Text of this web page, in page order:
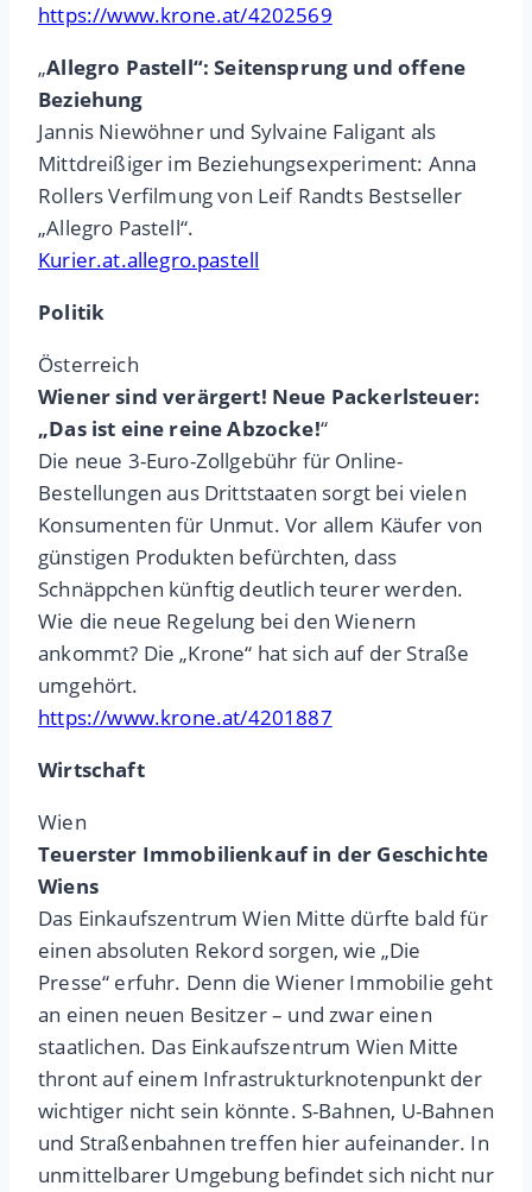
https://www.krone.at/4202569
„Allegro Pastell“: Seitensprung und offene
Beziehung
Jannis Niewöhner und Sylvaine Faligant als
Mittdreißiger im Beziehungsexperiment: Anna
Rollers Verfilmung von Leif Randts Bestseller
„Allegro Pastell“.
Kurier.at.allegro.pastell
Politik
Österreich
Wiener sind verärgert! Neue Packerlsteuer:
„Das ist eine reine Abzocke!“
Die neue 3-Euro-Zollgebühr für Online-
Bestellungen aus Drittstaaten sorgt bei vielen
Konsumenten für Unmut. Vor allem Käufer von
günstigen Produkten befürchten, dass
Schnäppchen künftig deutlich teurer werden.
Wie die neue Regelung bei den Wienern
ankommt? Die „Krone“ hat sich auf der Straße
umgehört.
https://www.krone.at/4201887
Wirtschaft
Wien
Teuerster Immobilienkauf in der Geschichte
Wiens
Das Einkaufszentrum Wien Mitte dürfte bald für
einen absoluten Rekord sorgen, wie „Die
Presse“ erfuhr. Denn die Wiener Immobilie geht
an einen neuen Besitzer – und zwar einen
staatlichen. Das Einkaufszentrum Wien Mitte
thront auf einem Infrastrukturknotenpunkt der
wichtiger nicht sein könnte. S-Bahnen, U-Bahnen
und Straßenbahnen treffen hier aufeinander. In
unmittelbarer Umgebung befindet sich nicht nur